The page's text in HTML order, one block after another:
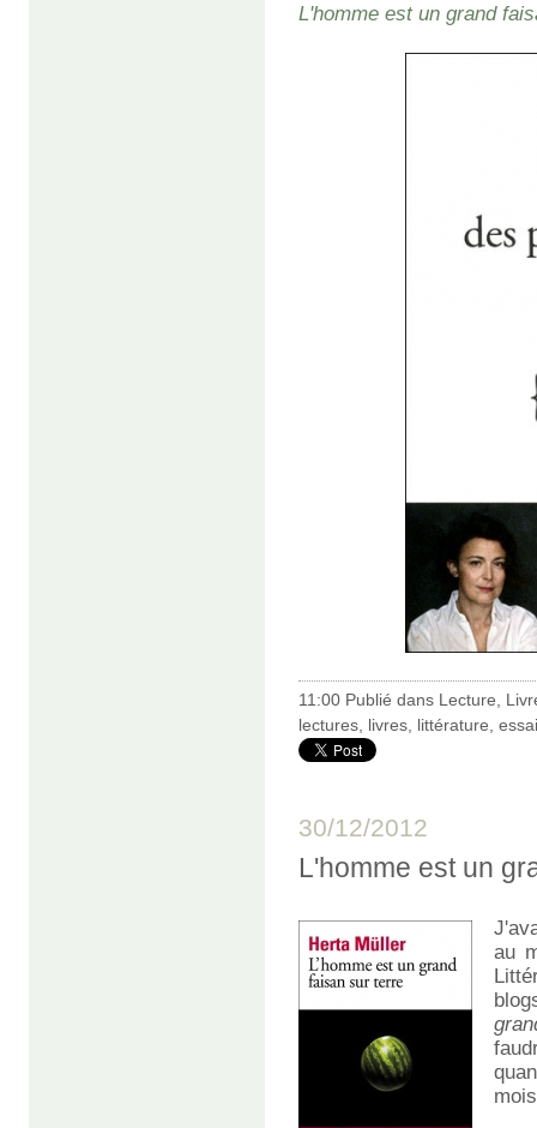
L'homme est un grand
11:00 Publié dans Lecture,
lectures, livres, littérature,
30/12/2012
L'homme est un
au